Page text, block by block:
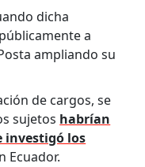
dicha
a
ampliando su
de cargos, se
sujetos habrían
investigó los
Ecuador.